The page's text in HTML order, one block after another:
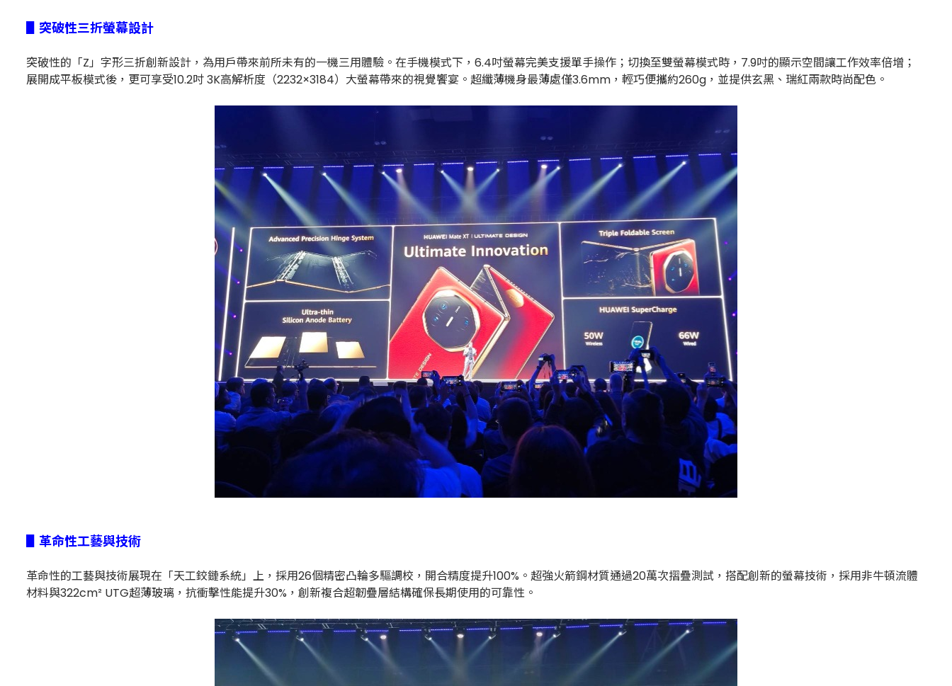
▋突破性三折螢幕設計
突破性的「Z」字形三折創新設計，為用戶帶來前所未有的一機三用體驗。在手機模式下，6.4吋螢幕完美支援單手操作；切換至雙螢幕模式時，7.9吋的顯示空間讓工作效率倍增；
展開成平板模式後，更可享受10.2吋 3K高解析度（2232×3184）大螢幕帶來的視覺饗宴。超纖薄機身最薄處僅3.6mm，輕巧便攜約260g，並提供玄黑、瑞紅兩款時尚配色。
▋革命性工藝與技術
革命性的工藝與技術展現在「天工鉸鏈系統」上，採用26個精密凸輪多驅調校，開合精度提升100%。超強火箭鋼材質通過20萬次摺疊測試，搭配創新的螢幕技術，採用非牛頓流體
材料與322cm² UTG超薄玻璃，抗衝擊性能提升30%，創新複合超韌疊層結構確保長期使用的可靠性。